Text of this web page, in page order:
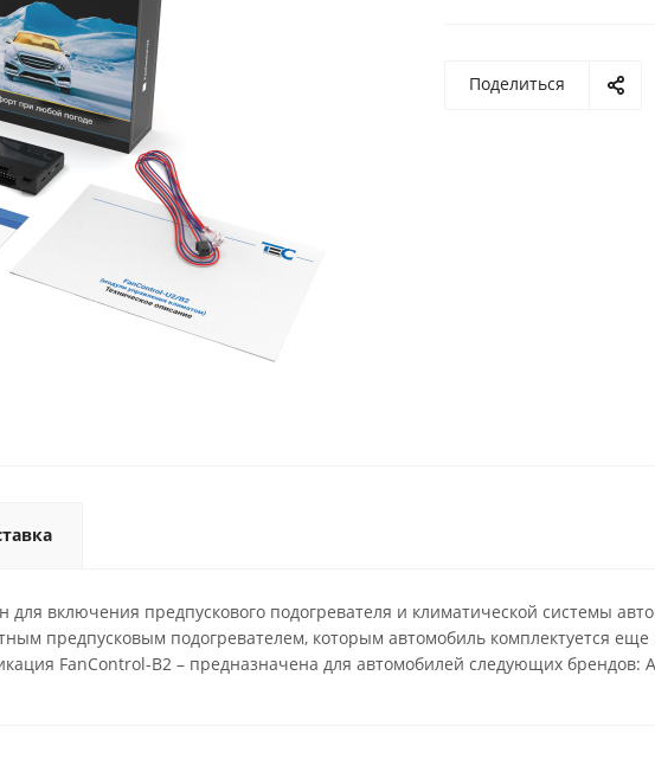
Поделиться
для включения предпускового подогревателя и климатической системы
предпусковым подогревателем, которым автомобиль комплектуется еще
FanControl-B2 – предназначена для автомобилей следующих брендов: